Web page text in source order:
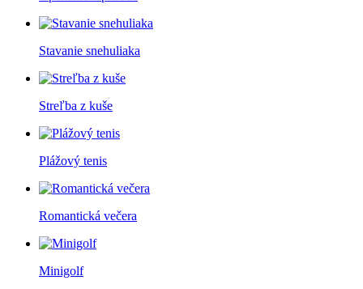
Stavanie snehuliaka
Streľba z kuše
Plážový tenis
Romantická večera
Minigolf